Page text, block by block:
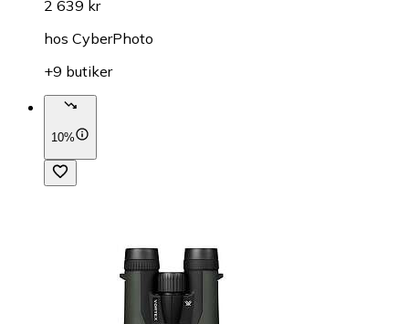
2 639 kr
hos CyberPhoto
+9 butiker
10%